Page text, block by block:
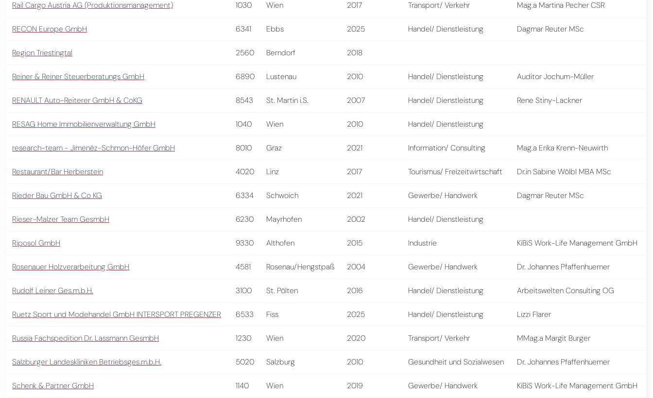
Rail Cargo Austria AG (Produktionsmanagement) 1030 Wien 2017 Transport/ Verkehr Mag.a Martina Pecher CSR
RECON Europe GmbH 6341 Ebbs 2025 Handel/ Dienstleistung Dagmar Reuter MSc
Region Triestingtal 2560 Berndorf 2018
Reiner & Reiner Steuerberatungs GmbH 6890 Lustenau 2010 Handel/ Dienstleistung Auditor Jochum-Müller
RENAULT Auto-Reiterer GmbH & CoKG 8543 St. Martin i.S. 2007 Handel/ Dienstleistung Rene Stiny-Lackner
RESAG Home Immobilienverwaltung GmbH 1040 Wien 2010 Handel/ Dienstleistung
research-team - Jimenéz-Schmon-Höfer GmbH 8010 Graz 2021 Information/ Consulting Mag.a Erika Krenn-Neuwirth
Restaurant/Bar Herberstein 4020 Linz 2017 Tourismus/ Freizeitwirtschaft Dr.in Sabine Wölbl MBA MSc
Rieder Bau GmbH & Co KG 6334 Schwoich 2021 Gewerbe/ Handwerk Dagmar Reuter MSc
Rieser-Malzer Team GesmbH 6230 Mayrhofen 2002 Handel/ Dienstleistung
Riposol GmbH 9330 Althofen 2015 Industrie KiBiS Work-Life Management GmbH
Rosenauer Holzverarbeitung GmbH 4581 Rosenau/Hengstpaß 2004 Gewerbe/ Handwerk Dr. Johannes Pfaffenhuemer
Rudolf Leiner Ges.m.b.H. 3100 St. Pölten 2016 Handel/ Dienstleistung Arbeitswelten Consulting OG
Ruetz Sport und Modehandel GmbH INTERSPORT PREGENZER 6533 Fiss 2025 Handel/ Dienstleistung Lizzi Flarer
Russia Fachspedition Dr. Lassmann GesmbH 1230 Wien 2020 Transport/ Verkehr MMag.a Margit Burger
Salzburger Landeskliniken Betriebsges.m.b.H. 5020 Salzburg 2010 Gesundheit und Sozialwesen Dr. Johannes Pfaffenhuemer
Schenk & Partner GmbH 1140 Wien 2019 Gewerbe/ Handwerk KiBiS Work-Life Management GmbH